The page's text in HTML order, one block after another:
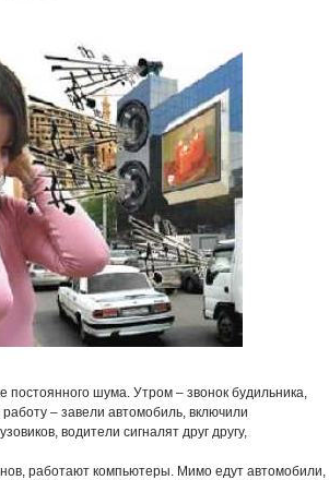
постоянного шума. Утром – звонок будильника,
– завели автомобиль, включили
водители сигналят друг другу,
работают компьютеры. Мимо едут автомобили,